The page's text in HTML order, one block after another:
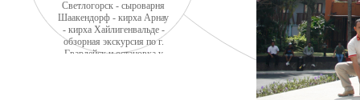
Светлогорск - сыроварня
Шаакендорф - кирха Арнау
- кирха Хайлигенвальде -
обзорная экскурсия по г.
Гвардейск и остановка у